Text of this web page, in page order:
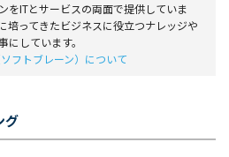
をITとサービスの両面で提供していま
培ってきたビジネスに役立つナレッジや
にしています。
フトブレーン）について
グ